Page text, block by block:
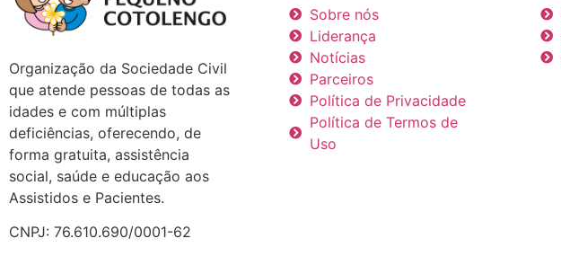
Organização da Sociedade Civil
que atende pessoas de todas as
idades e com múltiplas
deficiências, oferecendo, de
forma gratuita, assistência
social, saúde e educação aos
Assistidos e Pacientes.
CNPJ: 76.610.690/0001-62
Sobre nós
Liderança
Notícias
Parceiros
Política de Privacidade
Política de Termos de
Uso